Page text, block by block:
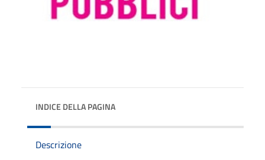
INDICE DELLA PAGINA
Descrizione